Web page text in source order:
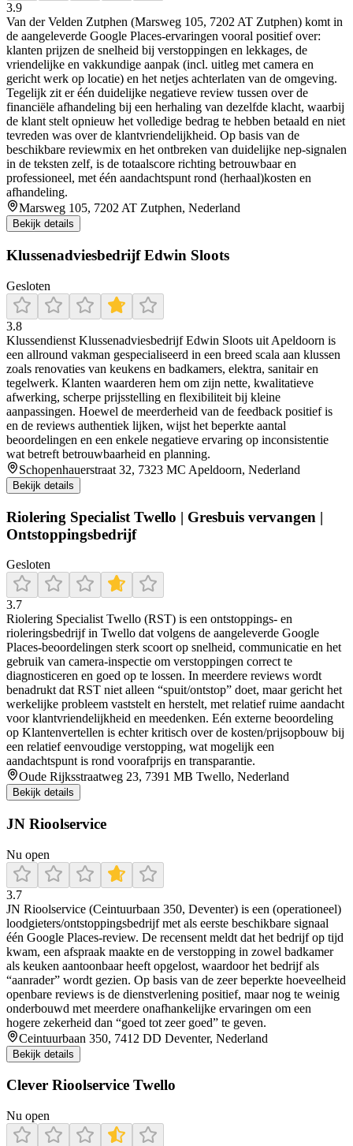
3.9
Van der Velden Zutphen (Marsweg 105, 7202 AT Zutphen) komt in
de aangeleverde Google Places-ervaringen vooral positief over:
klanten prijzen de snelheid bij verstoppingen en lekkages, de
vriendelijke en vakkundige aanpak (incl. uitleg met camera en
gericht werk op locatie) en het netjes achterlaten van de omgeving.
Tegelijk zit er één duidelijke negatieve review tussen over de
financiële afhandeling bij een herhaling van dezelfde klacht, waarbij
de klant stelt opnieuw het volledige bedrag te hebben betaald en niet
tevreden was over de klantvriendelijkheid. Op basis van de
beschikbare reviewmix en het ontbreken van duidelijke nep-signalen
in de teksten zelf, is de totaalscore richting betrouwbaar en
professioneel, met één aandachtspunt rond (herhaal)kosten en
afhandeling.
Marsweg 105, 7202 AT Zutphen, Nederland
Bekijk details
Klussenadviesbedrijf Edwin Sloots
Gesloten
3.8
Klussendienst Klussenadviesbedrijf Edwin Sloots uit Apeldoorn is
een allround vakman gespecialiseerd in een breed scala aan klussen
zoals renovaties van keukens en badkamers, elektra, sanitair en
tegelwerk. Klanten waarderen hem om zijn nette, kwalitatieve
afwerking, scherpe prijsstelling en flexibiliteit bij kleine
aanpassingen. Hoewel de meerderheid van de feedback positief is
en de reviews authentiek lijken, wijst het beperkte aantal
beoordelingen en een enkele negatieve ervaring op inconsistentie
wat betreft betrouwbaarheid en planning.
Schopenhauerstraat 32, 7323 MC Apeldoorn, Nederland
Bekijk details
Riolering Specialist Twello | Gresbuis vervangen |
Ontstoppingsbedrijf
Gesloten
3.7
Riolering Specialist Twello (RST) is een ontstoppings- en
rioleringsbedrijf in Twello dat volgens de aangeleverde Google
Places-beoordelingen sterk scoort op snelheid, communicatie en het
gebruik van camera-inspectie om verstoppingen correct te
diagnosticeren en goed op te lossen. In meerdere reviews wordt
benadrukt dat RST niet alleen “spuit/ontstop” doet, maar gericht het
werkelijke probleem vaststelt en herstelt, met relatief ruime aandacht
voor klantvriendelijkheid en meedenken. Eén externe beoordeling
op Klantenvertellen is echter kritisch over de kosten/prijsopbouw bij
een relatief eenvoudige verstopping, wat mogelijk een
aandachtspunt is rond voorafprijs en transparantie.
Oude Rijksstraatweg 23, 7391 MB Twello, Nederland
Bekijk details
JN Rioolservice
Nu open
3.7
JN Rioolservice (Ceintuurbaan 350, Deventer) is een (operationeel)
loodgieters/ontstoppingsbedrijf met als eerste beschikbare signaal
één Google Places-review. De recensent meldt dat het bedrijf op tijd
kwam, een afspraak maakte en de verstopping in zowel badkamer
als keuken aantoonbaar heeft opgelost, waardoor het bedrijf als
“aanrader” wordt gezien. Op basis van de zeer beperkte hoeveelheid
openbare reviews is de dienstverlening positief, maar nog te weinig
onderbouwd met meerdere onafhankelijke ervaringen om een
hogere zekerheid dan “goed tot zeer goed” te geven.
Ceintuurbaan 350, 7412 DD Deventer, Nederland
Bekijk details
Clever Rioolservice Twello
Nu open